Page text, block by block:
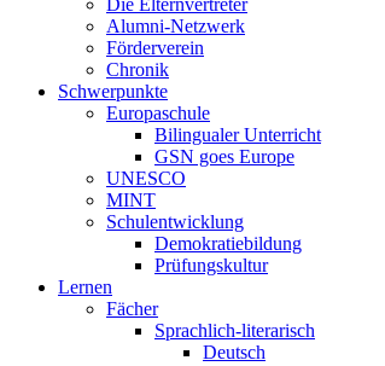
Die Elternvertreter
Alumni-Netzwerk
Förderverein
Chronik
Schwerpunkte
Europaschule
Bilingualer Unterricht
GSN goes Europe
UNESCO
MINT
Schulentwicklung
Demokratiebildung
Prüfungskultur
Lernen
Fächer
Sprachlich-literarisch
Deutsch